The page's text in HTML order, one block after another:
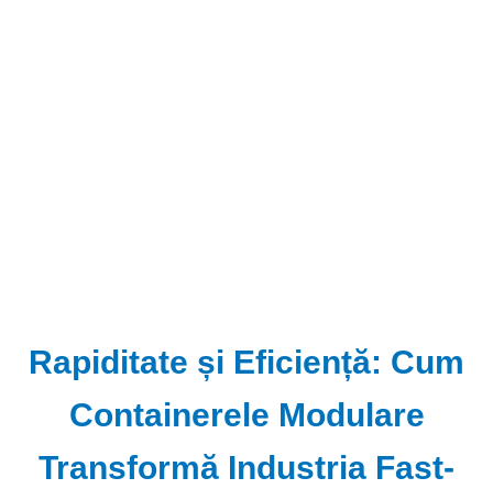
Rapiditate și Eficiență: Cum
Containerele Modulare
Transformă Industria Fast-